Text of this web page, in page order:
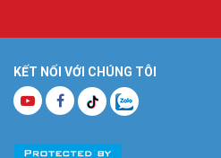
KẾT NỐI VỚI CHÚNG TÔI